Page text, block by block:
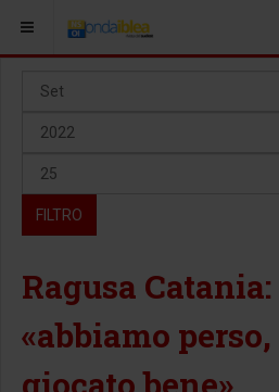
Filtri
Mese
Anno
Visualizza #
FILTRO
Ragusa
«abbiamo